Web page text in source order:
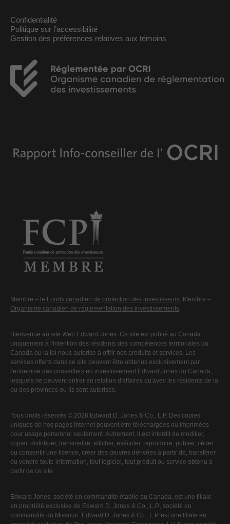
Confidentialité
Politique sur l’accessibilité
Gestion des préférences relatives aux témoins
Membre – le Fonds canadien de protection des investisseurs. Membre –
Organisme canadien de réglementation des investissements.
Bienvenue au site Web Edward Jones. Ce site est publié au Canada
uniquement à l'intention des résidents des compétences territoriales du
Canada où la loi nous autorise à offrir nos produits et services. Les
services offerts dans ce site peuvent être obtenus exclusivement par
l'entremise des conseillers en investissement Edward Jones du Canada,
lesquels ne peuvent entrer en relation d'affaires qu'avec les résidents de la
ou des provinces où ils sont autorisés.
Tous droits réservés © 2026 Edward D. Jones & Co., L.P. Des copies
uniques de nos pages Internet peuvent être téléchargées ou imprimées
pour usage personnel seulement. Autrement, il est interdit de modifier,
copier, distribuer, transmettre, afficher, exécuter, reproduire, publier, céder
ou consentir une licence, créer des œuvres dérivées à partir de, transférer
ou vendre toute information, tout logiciel, tout produit ou service obtenu à
partir de ce site.
Edward Jones, société en commandite établie au Canada, est une filiale
en propriété exclusive de Edward D. Jones & Co., L.P., société en
commandite du Missouri. Edward D. Jones & Co., L.P. est une filiale en